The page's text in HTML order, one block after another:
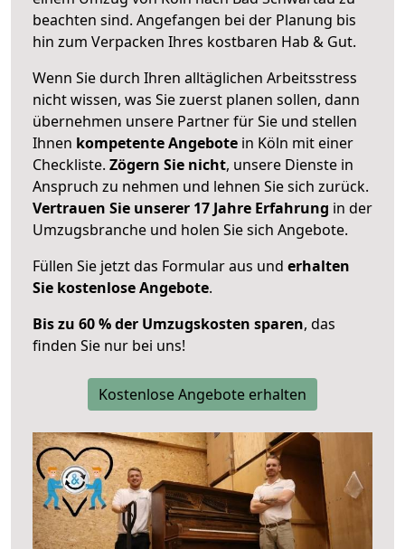
beachten sind. Angefangen bei der Planung bis
hin zum Verpacken Ihres kostbaren Hab & Gut.
Wenn Sie durch Ihren alltäglichen Arbeitsstress
nicht wissen, was Sie zuerst planen sollen, dann
übernehmen unsere Partner für Sie und stellen
Ihnen kompetente Angebote in Köln mit einer
Checkliste. Zögern Sie nicht, unsere Dienste in
Anspruch zu nehmen und lehnen Sie sich zurück.
Vertrauen Sie unserer 17 Jahre Erfahrung in der
Umzugsbranche und holen Sie sich Angebote.
Füllen Sie jetzt das Formular aus und erhalten
Sie kostenlose Angebote.
Bis zu 60 % der Umzugskosten sparen, das
finden Sie nur bei uns!
Kostenlose Angebote erhalten